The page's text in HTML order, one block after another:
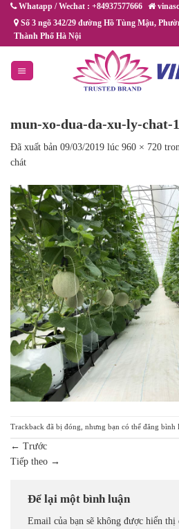
ChuyểnWhatapp / Wechat : +84937577666
Số 3 ngõ 342/29 đường Hồ Tùng Mậu,
Thành Phố Hà Nội
mun-xo-dua-da-xu-ly-chat-
Đã xuất bản 09/03/2019 lúc 960 × 720
chát
Trackback đã bị đóng, nhưng bạn có thể đăng bình
← Trước
Tiếp theo →
Để lại một bình luận
Email của bạn sẽ không được hiển thị